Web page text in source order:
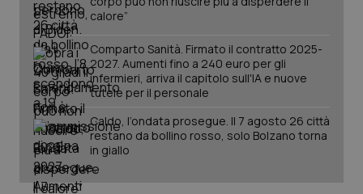
calore”
Comparto Sanità. Firmato il contratto 2025-
2027. Aumenti fino a 240 euro per gli
infermieri, arriva il capitolo sull'IA e nuove
tutele per il personale
Caldo, l’ondata prosegue. Il 7 agosto 26 città
restano da bollino rosso, solo Bolzano torna
in giallo
PHPSESSID
PHP.net
www.quotidianosanita.it